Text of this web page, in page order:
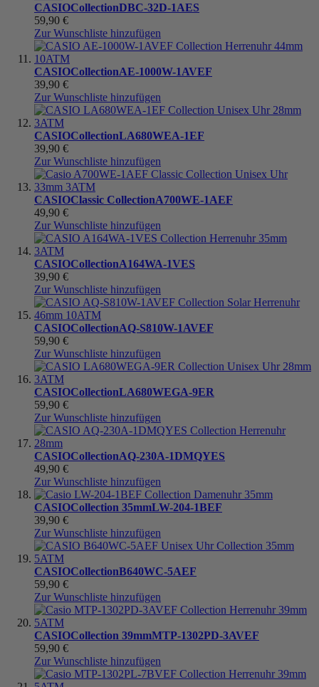
CASIOCollectionDBC-32D-1AES
59,90 €
Zur Wunschliste hinzufügen
CASIOCollectionAE-1000W-1AVEF
39,90 €
Zur Wunschliste hinzufügen
CASIOCollectionLA680WEA-1EF
39,90 €
Zur Wunschliste hinzufügen
CASIOClassic CollectionA700WE-1AEF
49,90 €
Zur Wunschliste hinzufügen
CASIOCollectionA164WA-1VES
39,90 €
Zur Wunschliste hinzufügen
CASIOCollectionAQ-S810W-1AVEF
59,90 €
Zur Wunschliste hinzufügen
CASIOCollectionLA680WEGA-9ER
59,90 €
Zur Wunschliste hinzufügen
CASIOCollectionAQ-230A-1DMQYES
49,90 €
Zur Wunschliste hinzufügen
CASIOCollection 35mmLW-204-1BEF
39,90 €
Zur Wunschliste hinzufügen
CASIOCollectionB640WC-5AEF
59,90 €
Zur Wunschliste hinzufügen
CASIOCollection 39mmMTP-1302PD-3AVEF
59,90 €
Zur Wunschliste hinzufügen